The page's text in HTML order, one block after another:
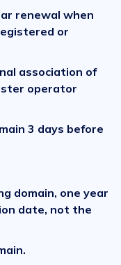
renewal when
or
association of
operator
3 days before
domain, one year
date, not the